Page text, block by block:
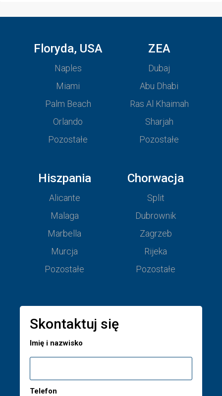
Floryda, USA
Naples
Miami
Palm Beach
Orlando
Pozostałe
ZEA
Dubaj
Abu Dhabi
Ras Al Khaimah
Sharjah
Pozostałe
Hiszpania
Alicante
Malaga
Marbella
Murcja
Pozostałe
Chorwacja
Split
Dubrownik
Zagrzeb
Rijeka
Pozostałe
Skontaktuj się
Imię i nazwisko
Telefon